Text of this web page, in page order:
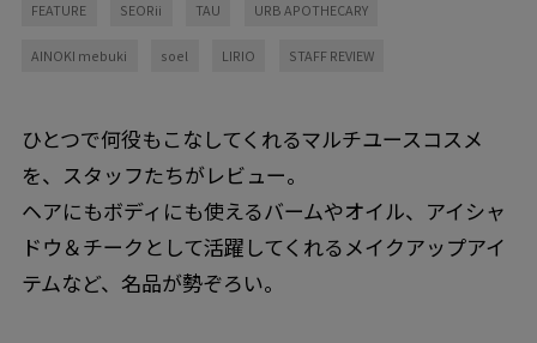
FEATURE SEORii TAU URB APOTHECARY
AINOKI mebuki soel LIRIO STAFF REVIEW
ひとつで何役もこなしてくれるマルチユースコスメ
を、スタッフたちがレビュー。
ヘアにもボディにも使えるバームやオイル、アイシャ
ドウ＆チークとして活躍してくれるメイクアップアイ
テムなど、名品が勢ぞろい。